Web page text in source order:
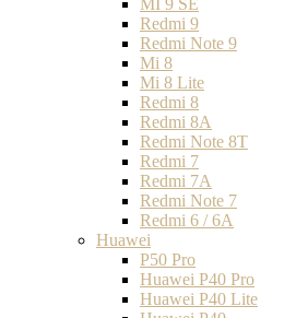
MI 9 SE
Redmi 9
Redmi Note 9
Mi 8
Mi 8 Lite
Redmi 8
Redmi 8A
Redmi Note 8T
Redmi 7
Redmi 7A
Redmi Note 7
Redmi 6 / 6A
Huawei
P50 Pro
Huawei P40 Pro
Huawei P40 Lite